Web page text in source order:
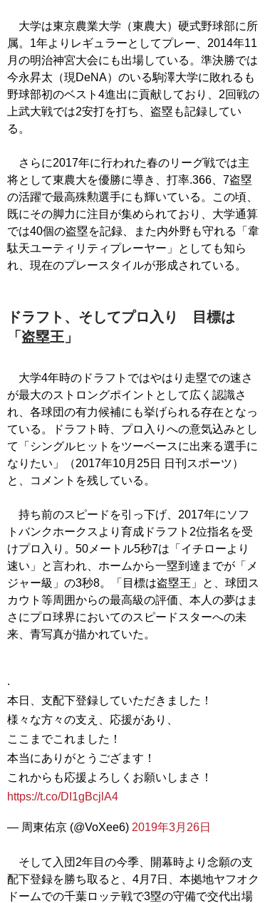
大学は東京農業大学（東農大）硬式野球部に所
属。1年よりレギュラーとしてプレー、2014年11
月の明治神宮大会にも出場している。準決勝では
今永昇太（現DeNA）のいる駒澤大学に敗れるも
野球部初のベスト4進出に貢献しており、2回戦の
上武大戦では2安打を打ち、盗塁も記録してい
る。
さらに2017年に行われた春のリーグ戦では主
将として東農大を優勝に導き、打率.366、7盗塁
の活躍で最高殊勲選手にも輝いている。この頃、
既にその脚力に注目が集められており、大学通算
では40個の盗塁を記録、また内外野も守れる「韋
駄天ユーティリティプレーヤー」としても知ら
れ、現在のプレースタイルが形成されている。
ドラフト、そしてプロ入り 目標は
「盗塁王」
大学4年時のドラフトではやはり走塁での速さ
が最大のストロングポイントとして広く認識さ
れ、各球団の有力候補にも挙げられる存在となっ
ている。ドラフト時、プロ入りへの意気込みとし
て「シングルヒットをツーベースに出来る選手に
なりたい」（2017年10月25日 日刊スポーツ）
と、コメントを残している。
持ち前のスピードを引っ下げ、2017年にソフ
トバンクホークスより育成ドラフト2位指名を受
けプロ入り。50メートル5秒7は「イチローより
速い」と言われ、ホームから一塁到達までが「メ
ジャー級」の3秒8。「目標は盗塁王」と、球団ス
カウト等周囲からの最高級の評価、本人の夢はま
さにプロ球界においてのスピードスターへの未
来、青写真が描かれていた。
.
本日、支配下登録していただきました！
様々な方々の支え、応援があり、
ここまでこれました！
本当にありがとうござます！
これからも応援よろしくお願いしまさ！
https://t.co/DI1gBcjlA4
— 周東佑京 (@VoXee6) 2019年3月26日
そして入団2年目の今季、開幕時より念願の支
配下登録を勝ち取ると、4月7日、本拠地ヤフオク
ドームでの千葉ロッテ戦で3塁の守備で交代出場